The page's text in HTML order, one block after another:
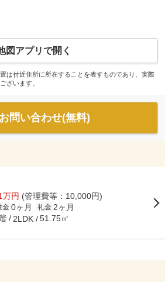
図アプリで開く
は付近住所に所在することを表すものであり、実際
ざいます。
お問い合わせ(無料)
万円 (管理費等：10,000円)
金 0ヶ月 礼金 2ヶ月
2LDK 51.75㎡